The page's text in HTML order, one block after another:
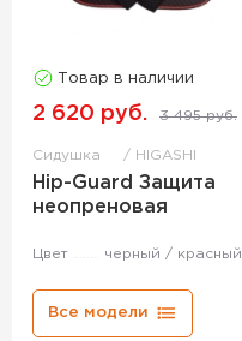
Товар в наличии
2 620 руб. 3 495 руб.
Сидушка HIGASHI
Hip-Guard Защита
неопреновая
Цвет черный / красный
Все модели